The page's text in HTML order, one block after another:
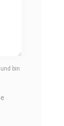
bin